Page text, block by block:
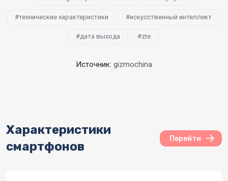
технические характеристики искусственный интеллект
дата выхода zte
Источник: gizmochina
Характеристики
смартфонов
Перейти